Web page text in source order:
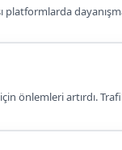
platformlarda
önlemleri artırdı.